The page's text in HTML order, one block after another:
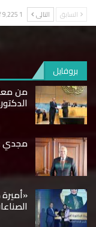
السابق التالى 1 of 9٬225
بروفايل
من
مجدي